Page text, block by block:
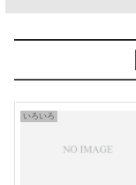
いろいろ